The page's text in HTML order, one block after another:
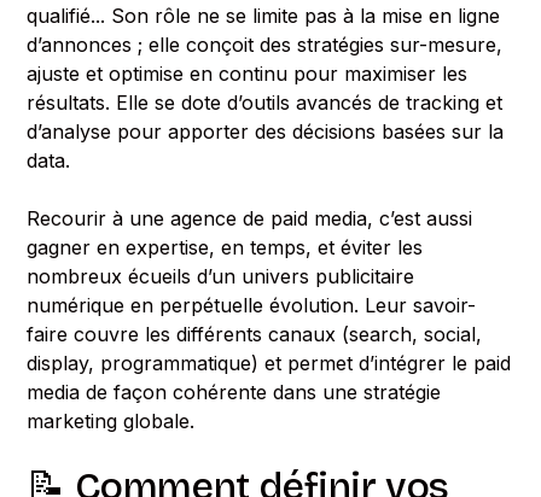
qualifié... Son rôle ne se limite pas à la mise en ligne
d’annonces ; elle conçoit des stratégies sur-mesure,
ajuste et optimise en continu pour maximiser les
résultats. Elle se dote d’outils avancés de tracking et
d’analyse pour apporter des décisions basées sur la
data.
Recourir à une agence de paid media, c’est aussi
gagner en expertise, en temps, et éviter les
nombreux écueils d’un univers publicitaire
numérique en perpétuelle évolution. Leur savoir-
faire couvre les différents canaux (search, social,
display, programmatique) et permet d’intégrer le paid
media de façon cohérente dans une stratégie
marketing globale.
📝 Comment définir vos